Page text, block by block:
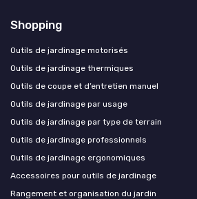
Shopping
Outils de jardinage motorisés
Outils de jardinage thermiques
Outils de coupe et d’entretien manuel
Outils de jardinage par usage
Outils de jardinage par type de terrain
Outils de jardinage professionnels
Outils de jardinage ergonomiques
Accessoires pour outils de jardinage
Rangement et organisation du jardin